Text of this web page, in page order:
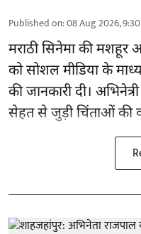
Published on:08 Aug 2026,
मराठी सिनेमा की मशहूर
को सोशल मीडिया के
की जानकारी दी।
सेहत से जुड़ी चिंताओं की